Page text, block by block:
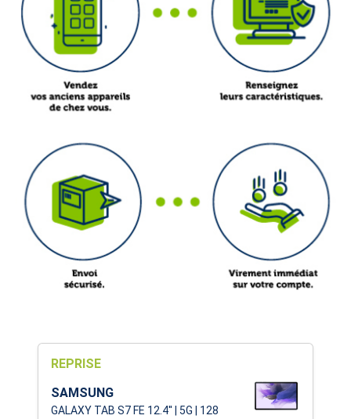
REPRISE
SAMSUNG
GALAXY TAB S7 FE 12.4'' | 5G | 128